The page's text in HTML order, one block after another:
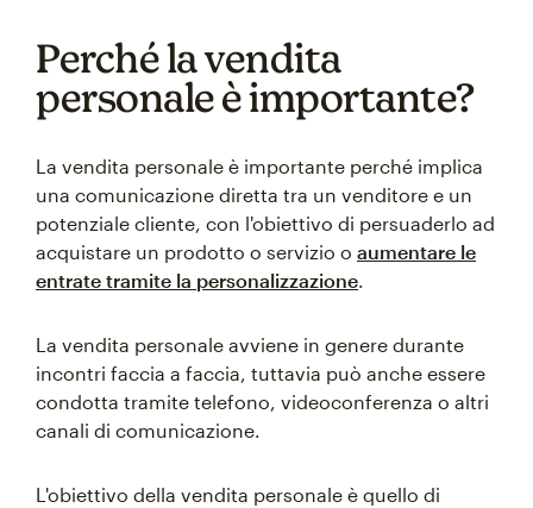
Perché la vendita
personale è importante?
La vendita personale è importante perché implica
una comunicazione diretta tra un venditore e un
potenziale cliente, con l'obiettivo di persuaderlo ad
acquistare un prodotto o servizio o aumentare le
entrate tramite la personalizzazione.
La vendita personale avviene in genere durante
incontri faccia a faccia, tuttavia può anche essere
condotta tramite telefono, videoconferenza o altri
canali di comunicazione.
L'obiettivo della vendita personale è quello di